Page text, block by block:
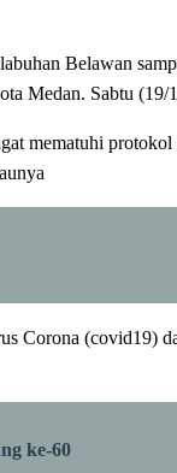
Belawan
Medan. Sabtu (19/
mematuhi
Corona (covid19)
ke-60